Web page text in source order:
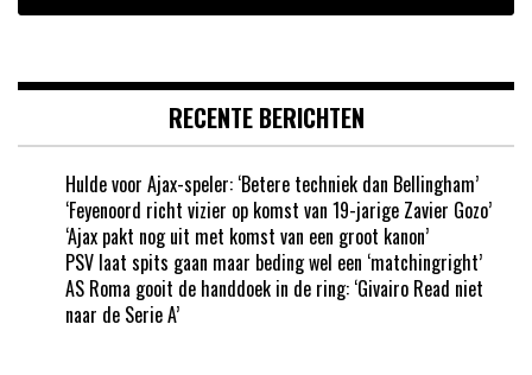
RECENTE BERICHTEN
Hulde voor Ajax-speler: ‘Betere techniek dan Bellingham’
‘Feyenoord richt vizier op komst van 19-jarige Zavier Gozo’
‘Ajax pakt nog uit met komst van een groot kanon’
PSV laat spits gaan maar beding wel een ‘matchingright’
AS Roma gooit de handdoek in de ring: ‘Givairo Read niet
naar de Serie A’